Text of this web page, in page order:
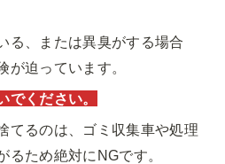
る、または異臭がする場合
が迫っています。
でください。
てるのは、ゴミ収集車や処理
るため絶対にNGです。